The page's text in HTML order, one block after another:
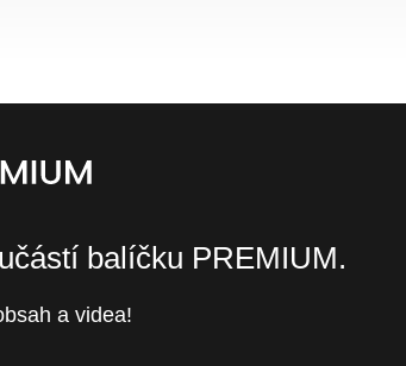
balíčku PREMIUM.
a videa!